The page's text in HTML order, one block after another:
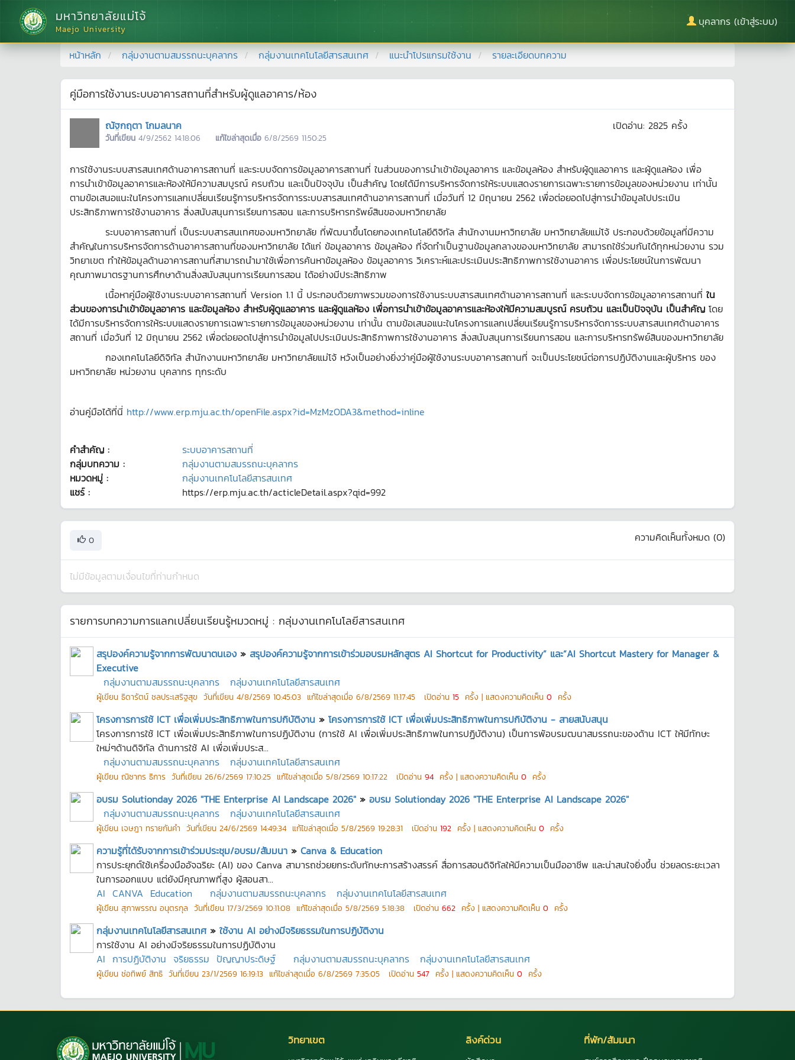
มหาวิทยาลัยแม่โจ้
Maejo University
บุคลากร (เข้าสู่ระบบ)
หน้าหลัก กลุ่มงานตามสมรรถนะบุคลากร กลุ่มงานเทคโนโลยีสารสนเทศ แนะนำโปรแกรมใช้งาน รายละเอียดบทความ
คู่มือการใช้งานระบบอาคารสถานที่สำหรับผู้ดูแลอาคาร/ห้อง
ณัฐกฤตา โกมลนาค
วันที่เขียน 4/9/2562 14:18:06 แก้ไขล่าสุดเมื่อ 6/8/2569 11:50:25
เปิดอ่าน: 2825 ครั้ง
การใช้งานระบบสารสนเทศด้านอาคารสถานที่ และระบบจัดการข้อมูลอาคารสถานที่ ในส่วนของการนำเข้าข้อมูลอาคาร และข้อมูลห้อง สำหรับผู้ดูแลอาคาร และผู้ดูแลห้อง เพื่อ
การนำเข้าข้อมูลอาคารและห้องให้มีความสมบูรณ์ ครบถ้วน และเป็นปัจจุบัน เป็นสำคัญ โดยได้มีการบริหารจัดการให้ระบบแสดงรายการเฉพาะรายการข้อมูลของหน่วยงาน เท่านั้น
ตามข้อเสนอแนะในโครงการแลกเปลี่ยนเรียนรู้การบริหารจัดการระบบสารสนเทศด้านอาคารสถานที่ เมื่อวันที่ 12 มิถุนายน 2562 เพื่อต่อยอดไปสู่การนำข้อมูลไปประเมิน
ประสิทธิภาพการใช้งานอาคาร สิ่งสนับสนุนการเรียนการสอน และการบริหารทรัพย์สินของมหาวิทยาลัย
ระบบอาคารสถานที่ เป็นระบบสารสนเทศของมหาวิทยาลัย ที่พัฒนาขึ้นโดยกองเทคโนโลยีดิจิทัล สำนักงานมหาวิทยาลัย มหาวิทยาลัยแม่โจ้ ประกอบด้วยข้อมูลที่มีความ
สำคัญในการบริหารจัดการด้านอาคารสถานที่ของมหาวิทยาลัย ได้แก่ ข้อมูลอาคาร ข้อมูลห้อง ที่จัดทำเป็นฐานข้อมูลกลางของมหาวิทยาลัย สามารถใช้ร่วมกันได้ทุกหน่วยงาน รวม
วิทยาเขต ทำให้ข้อมูลด้านอาคารสถานที่สามารถนำมาใช้เพื่อการค้นหาข้อมูลห้อง ข้อมูลอาคาร วิเคราะห์และประเมินประสิทธิภาพการใช้งานอาคาร เพื่อประโยชน์ในการพัฒนา
คุณภาพมาตรฐานการศึกษาด้านสิ่งสนับสนุนการเรียนการสอน ได้อย่างมีประสิทธิภาพ
เนื้อหาคู่มือผู้ใช้งานระบบอาคารสถานที่ Version 1.1 นี้ ประกอบด้วยภาพรวมของการใช้งานระบบสารสนเทศด้านอาคารสถานที่ และระบบจัดการข้อมูลอาคารสถานที่ ใน
ส่วนของการนำเข้าข้อมูลอาคาร และข้อมูลห้อง สำหรับผู้ดูแลอาคาร และผู้ดูแลห้อง เพื่อการนำเข้าข้อมูลอาคารและห้องให้มีความสมบูรณ์ ครบถ้วน และเป็นปัจจุบัน เป็นสำคัญ โดย
ได้มีการบริหารจัดการให้ระบบแสดงรายการเฉพาะรายการข้อมูลของหน่วยงาน เท่านั้น ตามข้อเสนอแนะในโครงการแลกเปลี่ยนเรียนรู้การบริหารจัดการระบบสารสนเทศด้านอาคาร
สถานที่ เมื่อวันที่ 12 มิถุนายน 2562 เพื่อต่อยอดไปสู่การนำข้อมูลไปประเมินประสิทธิภาพการใช้งานอาคาร สิ่งสนับสนุนการเรียนการสอน และการบริหารทรัพย์สินของมหาวิทยาลัย
กองเทคโนโลยีดิจิทัล สำนักงานมหาวิทยาลัย มหาวิทยาลัยแม่โจ้ หวังเป็นอย่างยิ่งว่าคู่มือผู้ใช้งานระบบอาคารสถานที่ จะเป็นประโยชน์ต่อการปฏิบัติงานและผู้บริหาร ของ
มหาวิทยาลัย หน่วยงาน บุคลากร ทุกระดับ
อ่านคู่มือได้ที่นี่ http://www.erp.mju.ac.th/openFile.aspx?id=MzMzODA3&method=inline
คำสำคัญ :
ระบบอาคารสถานที่
กลุ่มบทความ :
กลุ่มงานตามสมรรถนะบุคลากร
หมวดหมู่ :
กลุ่มงานเทคโนโลยีสารสนเทศ
แชร์ :
https://erp.mju.ac.th/acticleDetail.aspx?qid=992
0 ความคิดเห็นทั้งหมด (0)
ไม่มีข้อมูลตามเงื่อนไขที่ท่านกำหนด
รายการบทความการแลกเปลี่ยนเรียนรู้หมวดหมู่ : กลุ่มงานเทคโนโลยีสารสนเทศ
สรุปองค์ความรู้จากการพัฒนาตนเอง » สรุปองค์ความรู้จากการเข้าร่วมอบรมหลักสูตร AI Shortcut for Productivity” และ“AI Shortcut Mastery for Manager &
Executive
กลุ่มงานตามสมรรถนะบุคลากร
กลุ่มงานเทคโนโลยีสารสนเทศ
ผู้เขียน ธิดารัตน์ ชลประเสริฐสุข วันที่เขียน 4/8/2569 10:45:03 แก้ไขล่าสุดเมื่อ 6/8/2569 11:17:45 เปิดอ่าน 15 ครั้ง | แสดงความคิดเห็น 0 ครั้ง
โครงการการใช้ ICT เพื่อเพิ่มประสิทธิภาพในการปกิบัติงาน » โครงการการใช้ ICT เพื่อเพิ่มประสิทธิภาพในการปกิบัติงาน - สายสนับสนุน
โครงการการใช้ ICT เพื่อเพิ่มประสิทธิภาพในการปฏิบัติงาน (การใช้ AI เพื่อเพิ่มประสิทธิภาพในการปฏิบัติงาน) เป็นการพัอบรมฒนาสมรรถนะของด้าน ICT ให้มีทักษะ
ใหม่ๆด้านดิจิทัล ด้านการใช้ AI เพื่อเพิ่มประส...
กลุ่มงานตามสมรรถนะบุคลากร
กลุ่มงานเทคโนโลยีสารสนเทศ
ผู้เขียน ณิชากร ธิการ วันที่เขียน 26/6/2569 17:10:25 แก้ไขล่าสุดเมื่อ 5/8/2569 10:17:22 เปิดอ่าน 94 ครั้ง | แสดงความคิดเห็น 0 ครั้ง
อบรม Solutionday 2026 "THE Enterprise AI Landscape 2026" » อบรม Solutionday 2026 "THE Enterprise AI Landscape 2026"
กลุ่มงานตามสมรรถนะบุคลากร
กลุ่มงานเทคโนโลยีสารสนเทศ
ผู้เขียน เจษฎา ทรายกันคำ วันที่เขียน 24/6/2569 14:49:34 แก้ไขล่าสุดเมื่อ 5/8/2569 19:28:31 เปิดอ่าน 192 ครั้ง | แสดงความคิดเห็น 0 ครั้ง
ความรู้ที่ได้รับจากการเข้าร่วมประชุม/อบรม/สัมมนา » Canva & Education
การประยุกต์ใช้เครื่องมืออัจฉริยะ (AI) ของ Canva สามารถช่วยยกระดับทักษะการสร้างสรรค์ สื่อการสอนดิจิทัลให้มีความเป็นมืออาชีพ และน่าสนใจยิ่งขึ้น ช่วยลดระยะเวลา
ในการออกแบบ แต่ยังมีคุณภาพที่สูง ผู้สอนสา...
AI CANVA Education กลุ่มงานตามสมรรถนะบุคลากร กลุ่มงานเทคโนโลยีสารสนเทศ
ผู้เขียน สุภาพรรณ อนุตรกุล วันที่เขียน 17/3/2569 10:11:08 แก้ไขล่าสุดเมื่อ 5/8/2569 5:18:38 เปิดอ่าน 662 ครั้ง | แสดงความคิดเห็น 0 ครั้ง
กลุ่มงานเทคโนโลยีสารสนเทศ » ใช้งาน AI อย่างมีจริยธรรมในการปฏิบัติงาน
การใช้งาน AI อย่างมีจริยธรรมในการปฏิบัติงาน
AI การปฏิบัติงาน จริยธรรม ปัญญาประดิษฐ์ กลุ่มงานตามสมรรถนะบุคลากร กลุ่มงานเทคโนโลยีสารสนเทศ
ผู้เขียน ช่อทิพย์ สิทธิ วันที่เขียน 23/1/2569 16:19:13 แก้ไขล่าสุดเมื่อ 6/8/2569 7:35:05 เปิดอ่าน 547 ครั้ง | แสดงความคิดเห็น 0 ครั้ง
วิทยาเขต ลิงค์ด่วน ที่พัก/สัมมนา